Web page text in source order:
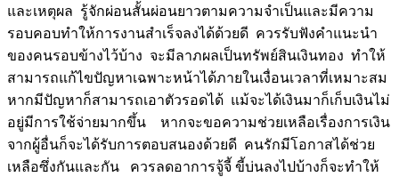
และเหตุผล รู้จักผ่อนสั้นผ่อนยาวตามความจำเป็นและมีความ
รอบคอบทำให้การงานสำเร็จลงได้ด้วยดี ควรรับฟังคำแนะนำ
ของคนรอบข้างไว้บ้าง จะมีลาภผลเป็นทรัพย์สินเงินทอง ทำให้
สามารถแก้ไขปัญหาเฉพาะหน้าได้ภายในเงื่อนเวลาที่เหมาะสม
หากมีปัญหาก็สามารถเอาตัวรอดได้ แม้จะได้เงินมาก็เก็บเงินไม่
อยู่มีการใช้จ่ายมากขึ้น หากจะขอความช่วยเหลือเรื่องการเงิน
จากผู้อื่นก็จะได้รับการตอบสนองด้วยดี คนรักมีโอกาสได้ช่วย
เหลือซึ่งกันและกัน ควรลดอาการจู้จี้ ขี้บ่นลงไปบ้างก็จะทำให้